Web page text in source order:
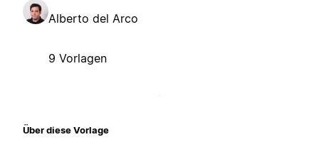
Alberto del Arco
9 Vorlagen
Über diese Vorlage